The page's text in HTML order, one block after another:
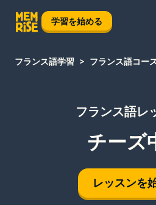
学習を始める
フランス語学習 フランス語コー
フランス語レ
チーズ
レッスンを